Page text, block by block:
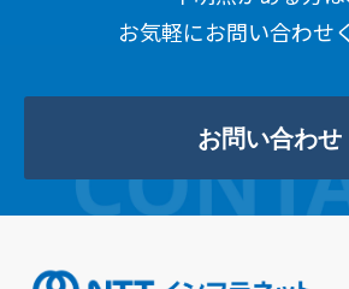
お気軽にお問い合わせ
お問い合わせ